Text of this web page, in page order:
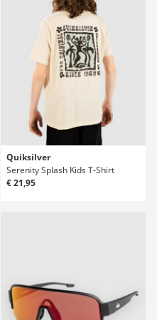
Quiksilver
Serenity Splash Kids T-Shirt
€ 21,95